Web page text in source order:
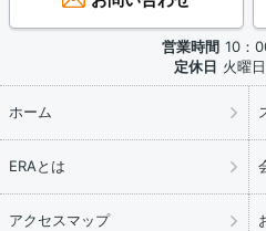
営業時間 10：
定休日 火曜
ホーム
ERAとは
アクセスマップ